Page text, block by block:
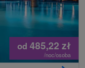
od 485,22 zł
/noc/osoba